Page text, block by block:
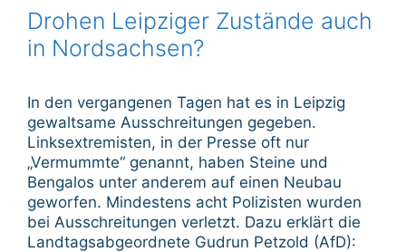
Drohen Leipziger Zustände auch
in Nordsachsen?
In den vergangenen Tagen hat es in Leipzig
gewaltsame Ausschreitungen gegeben.
Linksextremisten, in der Presse oft nur
„Vermummte“ genannt, haben Steine und
Bengalos unter anderem auf einen Neubau
geworfen. Mindestens acht Polizisten wurden
bei Ausschreitungen verletzt. Dazu erklärt die
Landtagsabgeordnete Gudrun Petzold (AfD):